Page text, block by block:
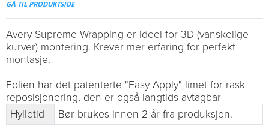
GÅ TIL PRODUKTSIDE
Avery Supreme Wrapping er ideel for 3D (vanskelige
kurver) montering. Krever mer erfaring for perfekt
montasje.
Folien har det patenterte "Easy Apply" limet for rask
reposisjonering, den er også langtids-avtagbar
Hylletid
Bør brukes innen 2 år fra produksjon.